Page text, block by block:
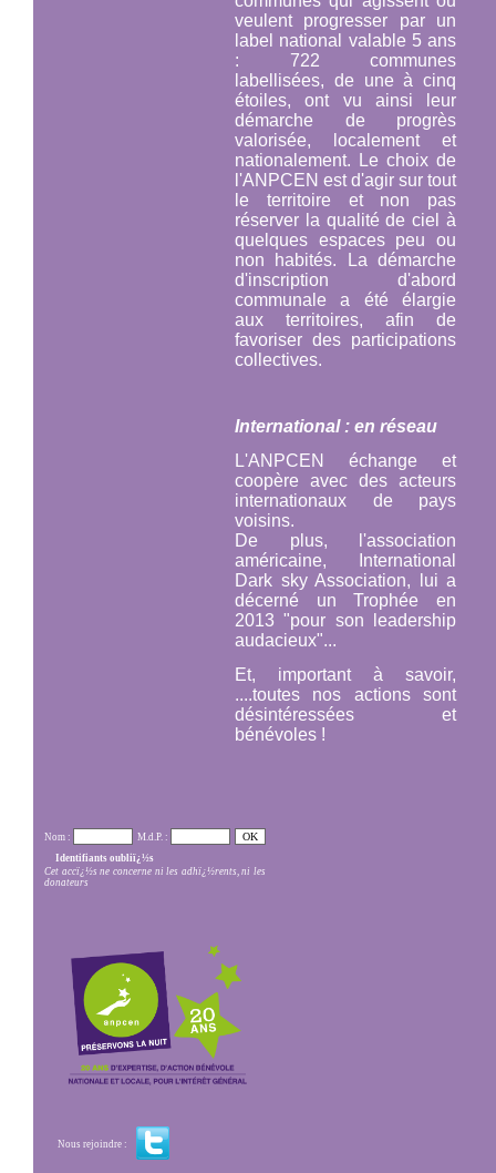
veulent progresser par un
label national valable 5 ans
: 722 communes
labellisées, de une à cinq
étoiles, ont vu ainsi leur
démarche de progrès
valorisée, localement et
nationalement. Le choix de
l'ANPCEN est d'agir sur tout
le territoire et non pas
réserver la qualité de ciel à
quelques espaces peu ou
non habités. La démarche
d'inscription d'abord
communale a été élargie
aux territoires, afin de
favoriser des participations
collectives.
International : en réseau
L'ANPCEN échange et
coopère avec des acteurs
internationaux de pays
voisins.
De plus, l'association
américaine,
International
Dark sky Association,
lui a
décerné un Trophée en
2013 "pour son leadership
audacieux"...
Et, important à savoir,
....toutes nos actions sont
désintéressées et
bénévoles !
Nom :
M.d.P. :
Identifiants oubliï¿½s
Cet accï¿½s ne concerne ni les adhï¿½rents, ni les
donateurs
Nous rejoindre :